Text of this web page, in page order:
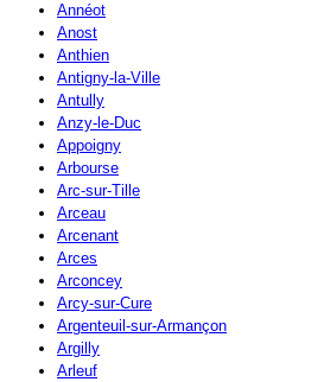
Annéot
Anost
Anthien
Antigny-la-Ville
Antully
Anzy-le-Duc
Appoigny
Arbourse
Arc-sur-Tille
Arceau
Arcenant
Arces
Arconcey
Arcy-sur-Cure
Argenteuil-sur-Armançon
Argilly
Arleuf